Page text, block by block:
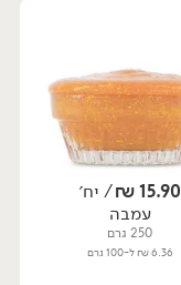
יח׳
15.90
₪/ יח׳
עמבה
250 גרם
6.36 ₪ ל-100 גרם